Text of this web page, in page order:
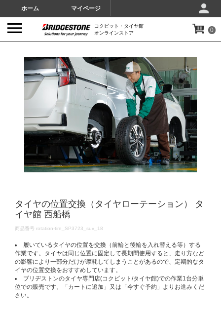
ホーム マイページ
コクピット・タイヤ館
オンラインストア
0
タイヤの位置交換（タイヤローテーション） タ
イヤ館 西船橋
DETAILS
商品番号 rotation-tire_SP3723_suv_18
履いているタイヤの位置を交換（前輪と後輪を入れ替える等）する
作業です。タイヤは同じ位置に固定して長期間使用すると、走り方など
の影響により一部分だけが摩耗してしまうことがあるので、定期的なタ
イヤの位置交換をおすすめしています。
ブリヂストンのタイヤ専門店(コクピット/タイヤ館)での作業1台分単
位での販売です。「カートに追加」又は「今すぐ予約」よりお進みくだ
さい。